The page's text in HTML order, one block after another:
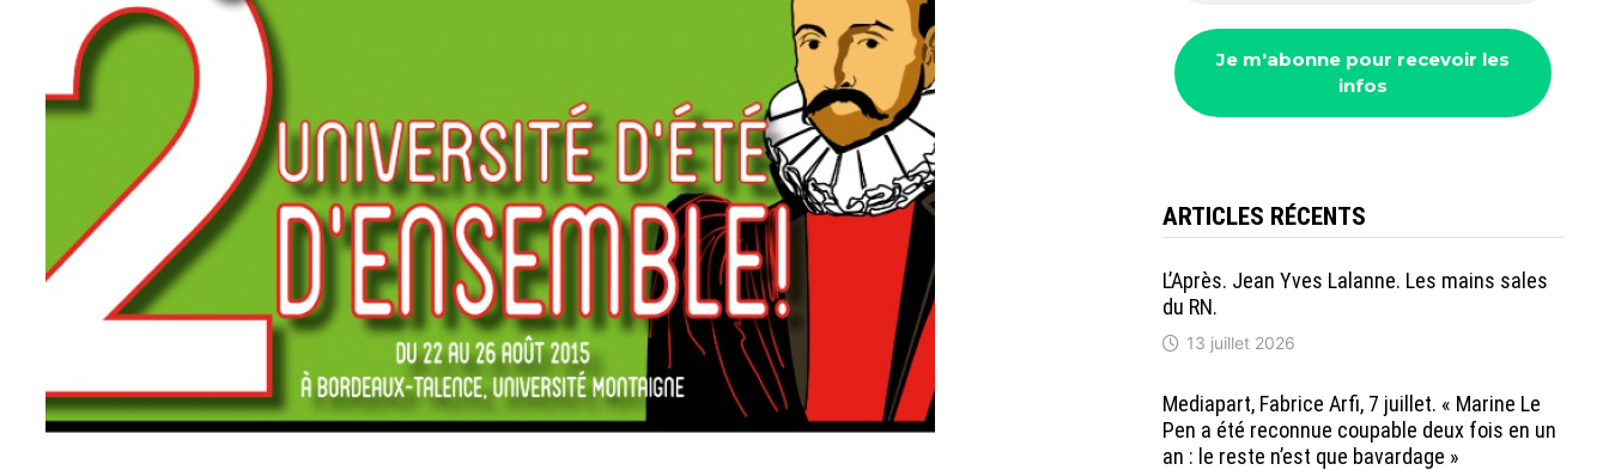
ARTICLES RÉCENTS
L’Après. Jean Yves Lalanne. Les mains sales
du RN.
13 juillet 2026
Mediapart, Fabrice Arfi, 7 juillet. « Marine Le
Pen a été reconnue coupable deux fois en un
an : le reste n’est que bavardage »